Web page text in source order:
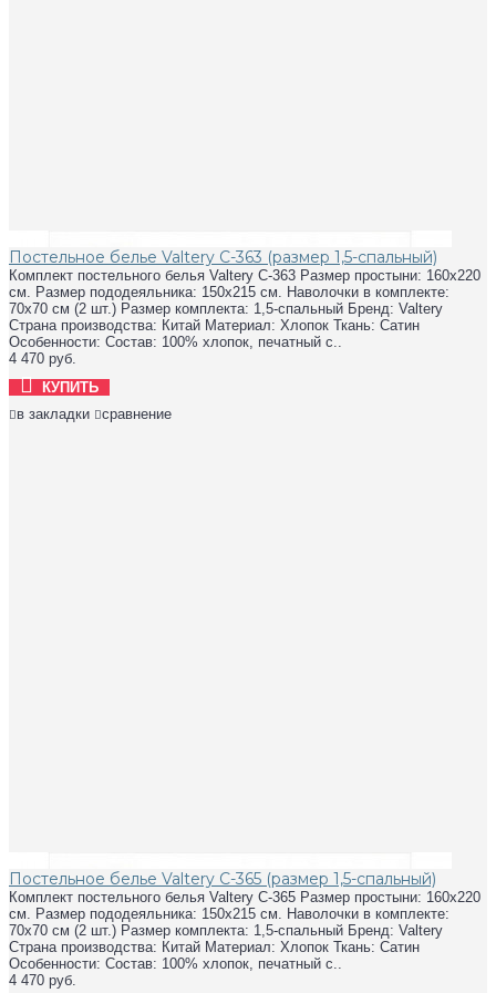
Постельное белье Valtery C-363 (размер 1,5-спальный)
Комплект постельного белья Valtery C-363 Размер простыни: 160х220
см. Размер пододеяльника: 150х215 см. Наволочки в комплекте:
70х70 см (2 шт.) Размер комплекта: 1,5-спальный Бренд: Valtery
Страна производства: Китай Материал: Хлопок Ткань: Сатин
Особенности: Состав: 100% хлопок, печатный с..
4 470 руб.
КУПИТЬ
в закладки
сравнение
Постельное белье Valtery C-365 (размер 1,5-спальный)
Комплект постельного белья Valtery C-365 Размер простыни: 160х220
см. Размер пододеяльника: 150х215 см. Наволочки в комплекте:
70х70 см (2 шт.) Размер комплекта: 1,5-спальный Бренд: Valtery
Страна производства: Китай Материал: Хлопок Ткань: Сатин
Особенности: Состав: 100% хлопок, печатный с..
4 470 руб.